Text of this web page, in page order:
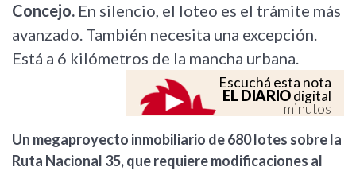
Concejo. En silencio, el loteo es el trámite más
avanzado. También necesita una excepción.
Está a 6 kilómetros de la mancha urbana.
Escuchá esta nota
EL DIARIOdigital
minutos
Un megaproyecto inmobiliario de 680 lotes sobre la
Ruta Nacional 35, que requiere modificaciones al